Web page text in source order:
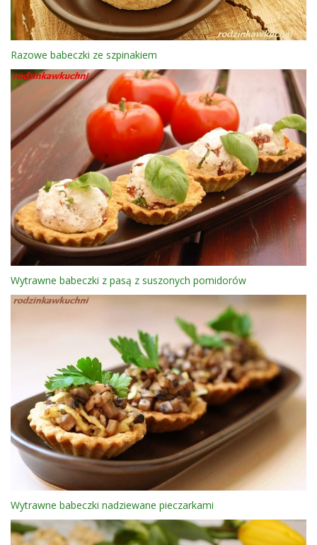
Razowe babeczki ze szpinakiem
Wytrawne babeczki z pasą z suszonych pomidorów
Wytrawne babeczki nadziewane pieczarkami